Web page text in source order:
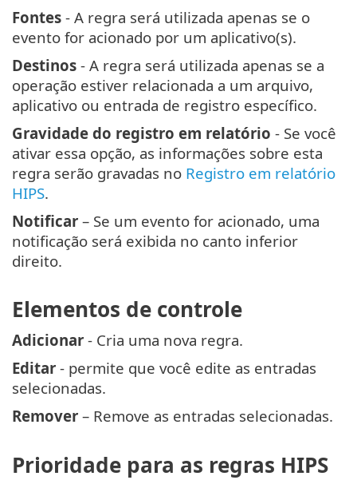
Fontes - A regra será utilizada apenas se o
evento for acionado por um aplicativo(s).
Destinos - A regra será utilizada apenas se a
operação estiver relacionada a um arquivo,
aplicativo ou entrada de registro específico.
Gravidade do registro em relatório - Se você
ativar essa opção, as informações sobre esta
regra serão gravadas no Registro em relatório
HIPS.
Notificar – Se um evento for acionado, uma
notificação será exibida no canto inferior
direito.
Elementos de controle
Adicionar - Cria uma nova regra.
Editar - permite que você edite as entradas
selecionadas.
Remover – Remove as entradas selecionadas.
Prioridade para as regras HIPS